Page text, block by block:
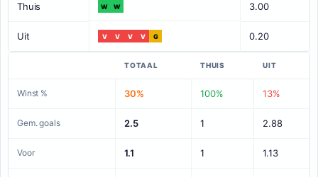
Thuis W W 3.00
Uit V V V V G 0.20
TOTAAL THUIS UIT
Winst % 30% 100% 13%
Gem. goals 2.5 1 2.88
Voor 1.1 1 1.13